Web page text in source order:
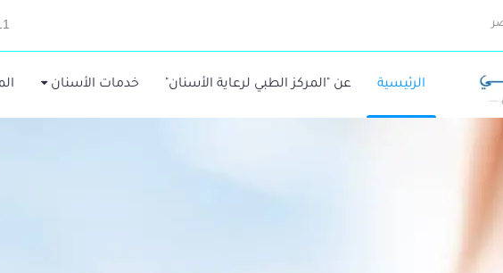
الرئيسية عن "المركز الطبي لرعاية الأسنان" خدمات الأسنان